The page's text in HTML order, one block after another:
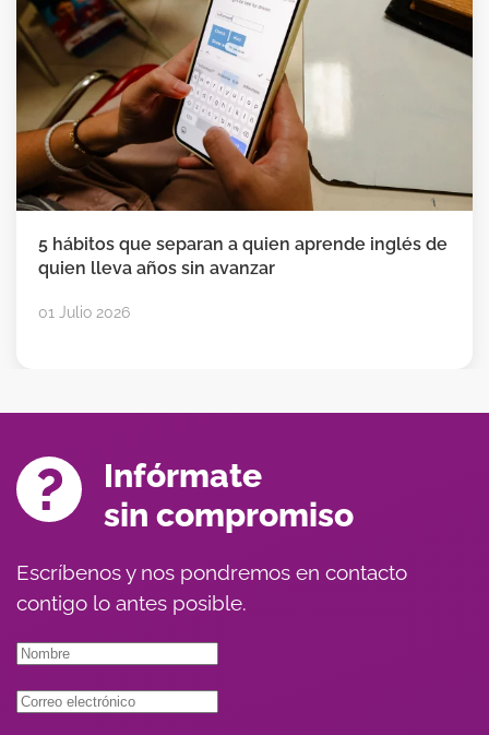
5 hábitos que separan a quien aprende inglés de
quien lleva años sin avanzar
01 Julio 2026
Infórmate
sin compromiso
Escríbenos y nos pondremos en contacto
contigo lo antes posible.